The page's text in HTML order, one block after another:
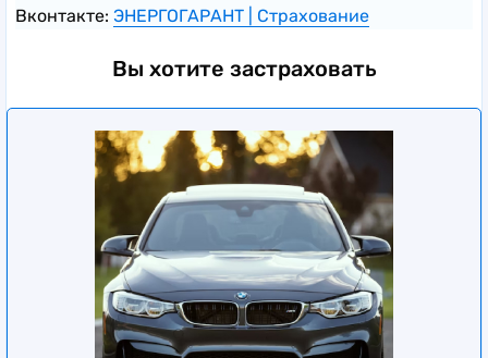
Вконтакте: ЭНЕРГОГАРАНТ | Страхование
Вы хотите застраховать